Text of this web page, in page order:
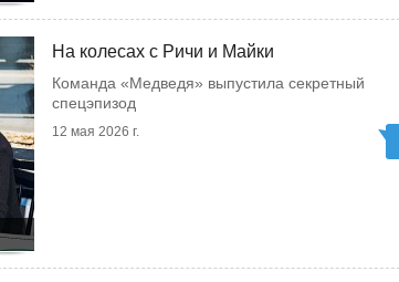
На колесах с Ричи и Майки
Команда «Медведя» выпустила секретный
спецэпизод
12 мая 2026 г.